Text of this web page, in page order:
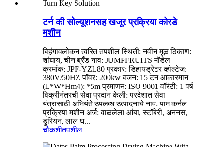
टर्न की सोल्यूशनसह खजूर प्रक्रिया कोरडे
मशीन
विहंगावलोकन त्वरित तपशील स्थिती: नवीन मूळ ठिकाण:
शांघाय, चीन ब्रँड नाव: JUMPFRUITS मॉडेल
क्रमांक: JPF-YZL80 प्रकार: डिहायड्रेटर व्होल्टेज:
380V/50HZ पॉवर: 200kw वजन: 15 टन आकारमान
(L*W*Hm4): *5m प्रमाणन: ISO 9001 वॉरंटी: 1 वर्ष
विक्रीनंतरची सेवा प्रदान केली: परदेशात सेवा
यंत्रासाठी अभियंते उपलब्ध उत्पादनाचे नाव: पाम कर्नल
प्रक्रिया मशीन अर्ज: वाळलेला आंबा, स्टॉबेरी, अननस,
डुरियन, लाल घ...
चौकशीतपशील